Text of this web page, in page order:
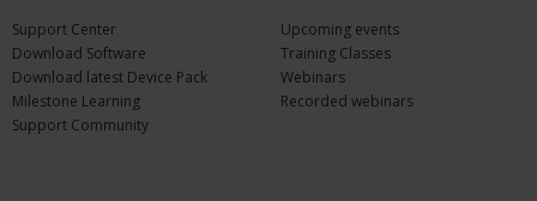
Support Center
Download Software
Download latest Device Pack
Milestone Learning
Support Community
Upcoming events
Training Classes
Webinars
Recorded webinars